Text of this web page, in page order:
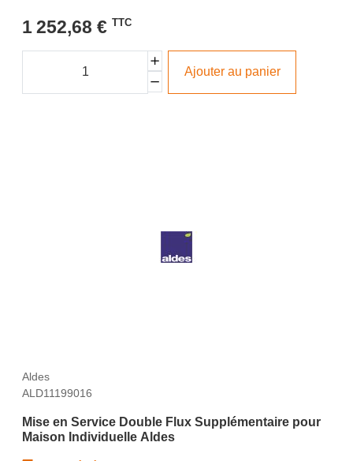
1 252,68 € TTC
Ajouter au panier
Aldes
ALD11199016
Mise en Service Double Flux Supplémentaire pour
Maison Individuelle Aldes